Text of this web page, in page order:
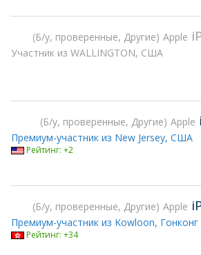
Б/у, проверенные, Другие Apple
Участник из WALLINGTON, США
Б/у, проверенные, Другие Apple
Премиум-участник из New Jersey, США
Рейтинг: +2
Б/у, проверенные, Другие Apple
Премиум-участник из Kowloon, Гонконг
Рейтинг: +34